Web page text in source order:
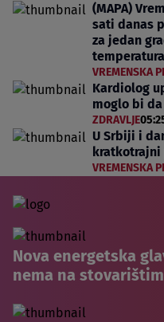
(MAPA)
sati danas
za jedan
temperatura
VREMENSKA
Kardiolog
moglo bi
ZDRAVLJE
U Srbiji i
kratkotrajni
VREMENSKA
Nova energetska
nema na